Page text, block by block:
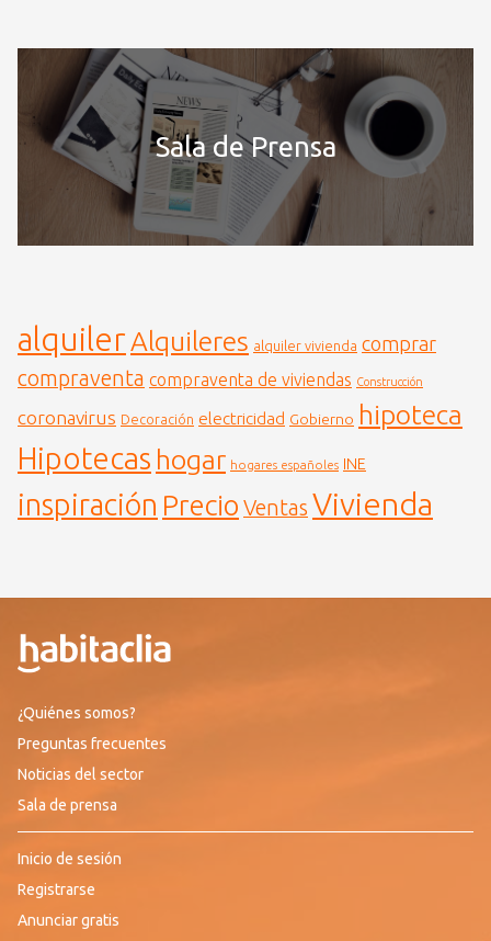
Sala de Prensa
alquiler Alquileres alquiler vivienda comprar
compraventa compraventa de viviendas Construcción
coronavirus Decoración electricidad Gobierno hipoteca
Hipotecas hogar hogares españoles INE
inspiración Precio Ventas Vivienda
¿Quiénes somos?
Preguntas frecuentes
Noticias del sector
Sala de prensa
Inicio de sesión
Registrarse
Anunciar gratis